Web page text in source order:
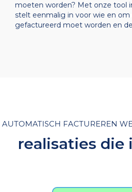
moeten worden? Met onze tool
stelt eenmalig in voor wie en om
gefactureerd moet worden en
AUTOMATISCH FACTUREREN
realisaties die